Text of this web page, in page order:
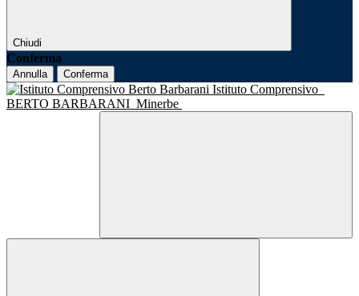
Chiudi
Conferma
Annulla Conferma
Istituto Comprensivo
BERTO BARBARANI Minerbe